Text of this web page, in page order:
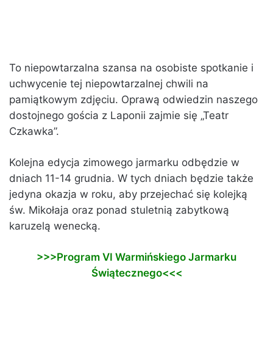
To niepowtarzalna szansa na osobiste spotkanie i
uchwycenie tej niepowtarzalnej chwili na
pamiątkowym zdjęciu. Oprawą odwiedzin naszego
dostojnego gościa z Laponii zajmie się „Teatr
Czkawka”.
Kolejna edycja zimowego jarmarku odbędzie w
dniach 11-14 grudnia. W tych dniach będzie także
jedyna okazja w roku, aby przejechać się kolejką
św. Mikołaja oraz ponad stuletnią zabytkową
karuzelą wenecką.
>>>Program VI Warmińskiego Jarmarku
Świątecznego<<<